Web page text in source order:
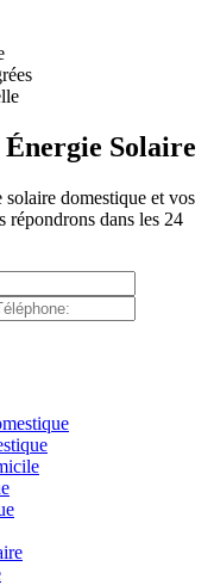
Énergie Solaire
domestique et vos
répondrons dans les 24